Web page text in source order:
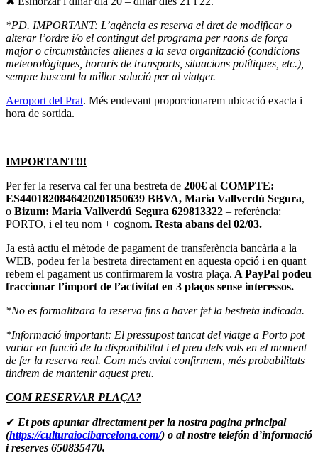
*PD. IMPORTANT: L’agència es reserva el dret de modificar o
alterar l’ordre i/o el contingut del programa per raons de força
major o circumstàncies alienes a la seva organització (condicions
meteorològiques, horaris de transports, situacions polítiques, etc.),
sempre buscant la millor solució per al viatger.
Aeroport del Prat. Més endevant proporcionarem ubicació exacta i
hora de sortida.
IMPORTANT!!!
Per fer la reserva cal fer una bestreta de 200€ al COMPTE:
ES4401820846420201850639 BBVA, Maria Vallverdú Segura,
o Bizum: Maria Vallverdú Segura 629813322 – referència:
PORTO, i el teu nom + cognom. Resta abans del 02/03.
Ja està actiu el mètode de pagament de transferència bancària a la
WEB, podeu fer la bestreta directament en aquesta opció i en quant
rebem el pagament us confirmarem la vostra plaça. A PayPal podeu
fraccionar l’import de l’activitat en 3 plaços sense interessos.
*No es formalitzara la reserva fins a haver fet la bestreta indicada.
*Informació important: El pressupost tancat del viatge a Porto pot
variar en funció de la disponibilitat i el preu dels vols en el moment
de fer la reserva real. Com més aviat confirmem, més probabilitats
tindrem de mantenir aquest preu.
COM RESERVAR PLAÇA?
✔ Et pots apuntar directament per la nostra pagina principal
(https://culturaiocibarcelona.com/) o al nostre telefón d’informació
i reserves 650835470.